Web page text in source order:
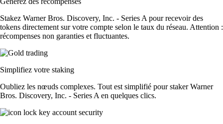
Stakez Warner Bros. Discovery, Inc. - Series A pour recevoir des
tokens directement sur votre compte selon le taux du réseau. Attention :
récompenses non garanties et fluctuantes.
Simplifiez votre staking
Oubliez les nœuds complexes. Tout est simplifié pour staker Warner
Bros. Discovery, Inc. - Series A en quelques clics.